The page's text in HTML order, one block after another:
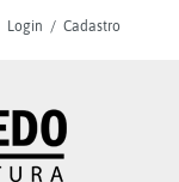
Login / Cadastro